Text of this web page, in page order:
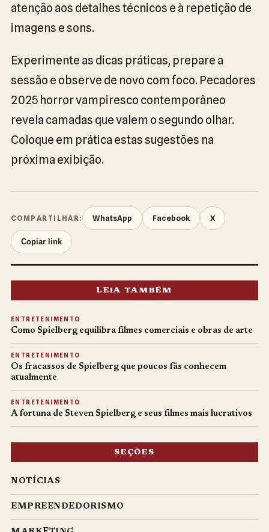
atenção aos detalhes técnicos e à repetição de
imagens e sons.
Experimente as dicas práticas, prepare a
sessão e observe de novo com foco. Pecadores
2025 horror vampiresco contemporâneo
revela camadas que valem o segundo olhar.
Coloque em prática estas sugestões na
próxima exibição.
COMPARTILHAR: WhatsApp Facebook X
Copiar link
LEIA TAMBÉM
ENTRETENIMENTO
Como Spielberg equilibra filmes comerciais e obras de arte
ENTRETENIMENTO
Os fracassos de Spielberg que poucos fãs conhecem
atualmente
ENTRETENIMENTO
A fortuna de Steven Spielberg e seus filmes mais lucrativos
SEÇÕES
NOTÍCIAS
EMPREENDEDORISMO